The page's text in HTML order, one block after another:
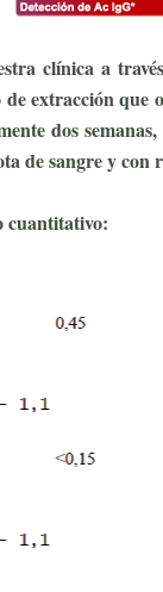
clínica a
extracción que
dos
de sangre y con
cuantitativo: